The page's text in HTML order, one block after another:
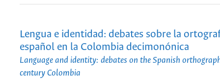
Lengua e identidad: debates sobre la
español en la Colombia decimonónica
Language and identity: debates on the Spanish
century Colombia